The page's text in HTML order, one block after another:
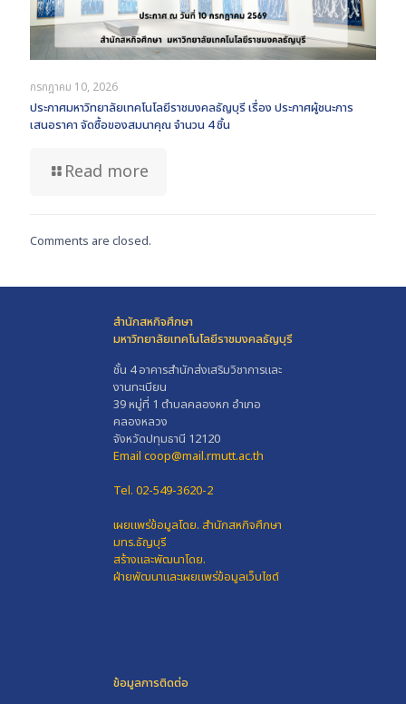
กรกฎาคม 10, 2026
ประกาศมหาวิทยาลัยเทคโนโลยีราชมงคลธัญบุรี เรื่อง ประกาศผู้ชนะการ
เสนอราคา จัดซื้อของสมนาคุณ จำนวน 4 ชิ้น
Read more
Comments are closed.
สำนักสหกิจศึกษา
มหาวิทยาลัยเทคโนโลยีราชมงคลธัญบุรี
ชั้น 4 อาคารสำนักส่งเสริมวิชาการและ
งานทะเบียน
39 หมู่ที่ 1 ตำบลคลองหก อำเภอ
คลองหลวง
จังหวัดปทุมธานี 12120
Email coop@mail.rmutt.ac.th
Tel. 02-549-3620-2
เผยแพร่ข้อมูลโดย. สำนักสหกิจศึกษา
มทร.ธัญบุรี
สร้างและพัฒนาโดย.
ฝ่ายพัฒนาและเผยแพร่ข้อมูลเว็บไซต์
ข้อมูลการติดต่อ